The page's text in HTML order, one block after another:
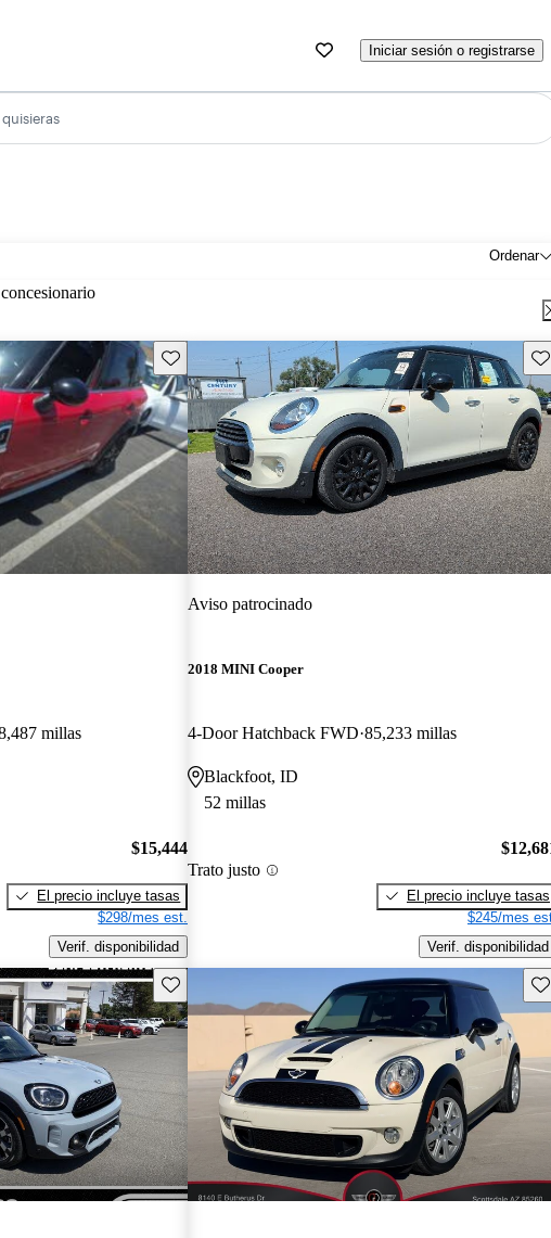
Iniciar sesión o registrarse
Ordenar
Guarda este Aviso
millas
$15,444
El precio incluye tasas
$298/mes est.
Verif. disponibilidad
Aviso patrocinado
2018 MINI Cooper
4-Door Hatchback FWD 85,233 millas
Blackfoot, ID
52 millas
Trato justo
El precio incluye tasas
$245/mes
Verif. disponibilidad
Guarda este Aviso